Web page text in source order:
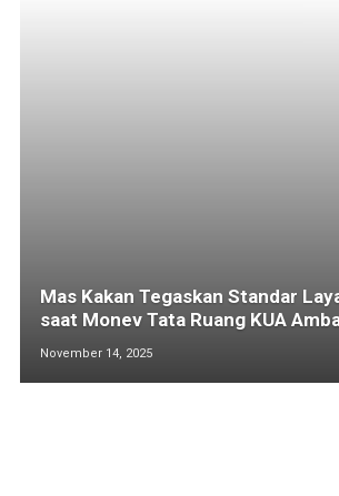
Mas Kakan Tegaskan Standar
saat Monev Tata Ruang KUA
November 14, 2025